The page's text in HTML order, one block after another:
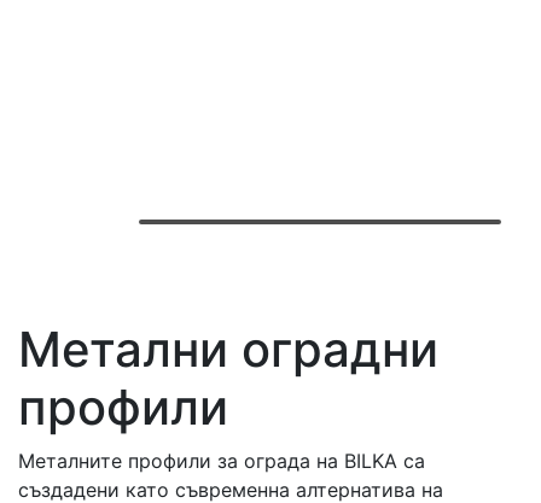
Метални оградни
профили
Металните профили за ограда на BILKA са
създадени като съвременна алтернатива на